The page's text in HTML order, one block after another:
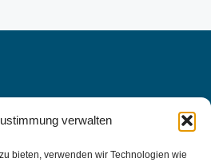
verwalten
bieten, verwenden wir Technologien wie
AUF SIE, DENN